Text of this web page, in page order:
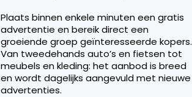
Plaats binnen enkele minuten een gratis
advertentie en bereik direct een
groeiende groep geïnteresseerde kopers.
Van tweedehands auto’s en fietsen tot
meubels en kleding: het aanbod is breed
en wordt dagelijks aangevuld met nieuwe
advertenties.